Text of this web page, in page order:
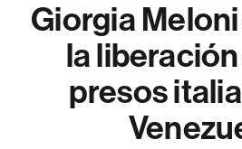
Giorgia
la
presos